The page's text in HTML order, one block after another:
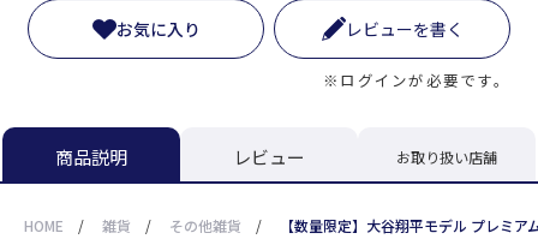
HOME / 雑貨 / その他雑貨 /
【数量限定】大谷翔平モデル プレミ
お気に入り レビューを書く
※ログインが必要です。
商品説明 レビュー お取り扱い店舗